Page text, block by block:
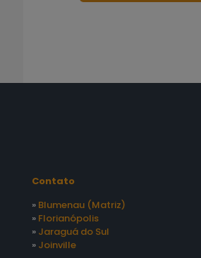
Contato
» Blumenau (Matriz)
» Florianópolis
» Jaraguá do Sul
» Joinville